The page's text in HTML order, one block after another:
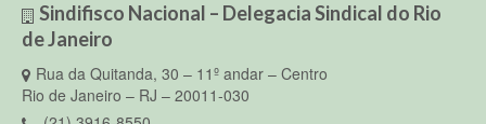
Sindifisco Nacional – Delegacia Sindical do Rio
de Janeiro
Rua da Quitanda, 30 – 11º andar – Centro
Rio de Janeiro – RJ – 20011-030